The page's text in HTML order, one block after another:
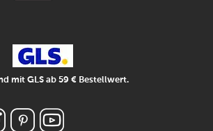
mit GLS ab 59 € Bestellwert.